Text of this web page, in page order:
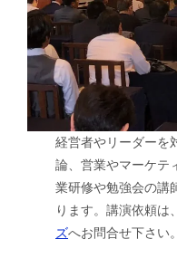
経営者やリーダーを
論、営業やマーケテ
業研修や勉強会の講
ります。講演依頼は
ズへお問合せ下さい。